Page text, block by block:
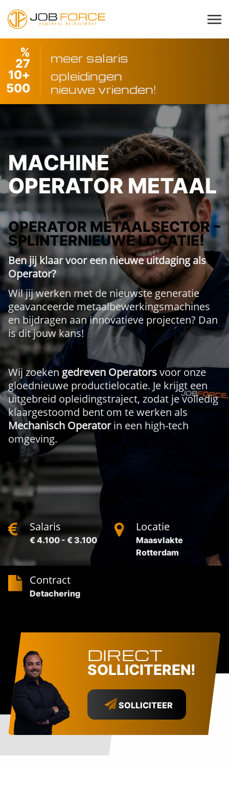
%
27
meer salaris
+
10
opleidingen
500
nieuwe vrienden!
MACHINE
OPERATOR METAAL
OPERATOR METAALSECTOR –
SPLINTERNIEUWE LOCATIE!
Ben jij klaar voor een nieuwe uitdaging als
Operator?
Wil jij werken met de nieuwste generatie
geavanceerde metaalbewerkingsmachines
en bijdragen aan innovatieve projecten? Dan
is dit jouw kans!
Wij zoekengedreven Operatorsvoor onze
gloednieuwe productielocatie. Je krijgt een
uitgebreid opleidingstraject, zodat je volledig
klaargestoomd bent om te werken als
Mechanisch Operatorin een high-tech
omgeving.
Salaris
€ 4.100 - € 3.100
Locatie
Maasvlakte
Rotterdam
Contract
Detachering
DIRECT
SOLLICITEREN!
SOLLICITEER